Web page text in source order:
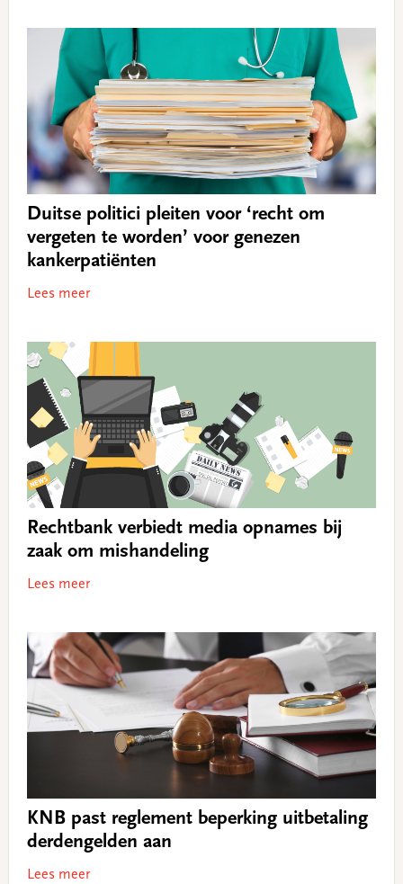
Duitse politici pleiten voor ‘recht om
vergeten te worden’ voor genezen
kankerpatiënten
Lees meer
Rechtbank verbiedt media opnames bij
zaak om mishandeling
Lees meer
KNB past reglement beperking uitbetaling
derdengelden aan
Lees meer